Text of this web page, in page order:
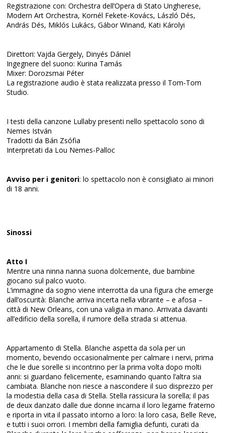
Registrazione con: Orchestra dell’Opera di Stato Ungherese,
Modern Art Orchestra, Kornél Fekete-Kovács, László Dés,
András Dés, Miklós Lukács, Gábor Winand, Kati Károlyi
Direttori: Vajda Gergely, Dinyés Dániel
Ingegnere del suono: Kurina Tamás
Mixer: Dorozsmai Péter
La registrazione audio è stata realizzata presso il Tom-Tom
Studio.
I testi della canzone Lullaby presenti nello spettacolo sono di
Nemes István
Tradotti da Bán Zsófia
Interpretati da Lou Nemes-Palloc
Avviso per i genitori: lo spettacolo non è consigliato ai minori
di 18 anni.
Sinossi
Atto I
Mentre una ninna nanna suona dolcemente, due bambine
giocano sul palco vuoto.
L’immagine da sogno viene interrotta da una figura che emerge
dall’oscurità: Blanche arriva incerta nella vibrante – e afosa –
città di New Orleans, con una valigia in mano. Arrivata davanti
all’edificio della sorella, il rumore della strada si attenua.
Appartamento di Stella. Blanche aspetta da sola per un
momento, bevendo occasionalmente per calmare i nervi, prima
che le due sorelle si incontrino per la prima volta dopo molti
anni: si guardano felicemente, esaminando quanto l’altra sia
cambiata. Blanche non riesce a nascondere il suo disprezzo per
la modestia della casa di Stella. Stella rassicura la sorella; il pas
de deux danzato dalle due donne incarna il loro legame fraterno
e riporta in vita il passato intorno a loro: la loro casa, Belle Reve,
e tutti i suoi orrori. I membri della famiglia defunti, curati da